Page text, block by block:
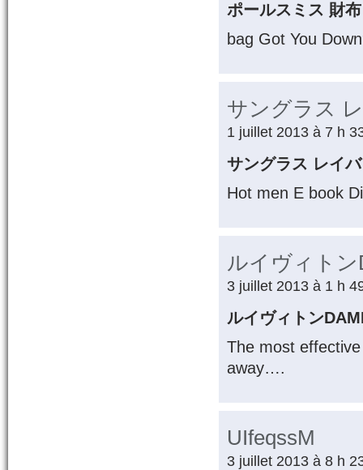
ポールスミス 財
bag Got You
サングラス
1 juillet 2013 à 7 h
サングラス レイ
Hot men E book
ルイヴィト
3 juillet 2013 à 1 h
ルイヴィトン
The most
away….
UIfeqssM
3 juillet 2013 à 8 h